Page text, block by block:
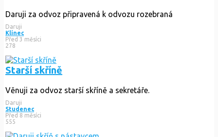
Daruji za odvoz připravená k odvozu rozebraná
Daruji
Klínec
Před 3 měsíci
278
Starší skříně
Věnuji za odvoz starší skříně a sekretáře.
Daruji
Studenec
Před 8 měsíci
555